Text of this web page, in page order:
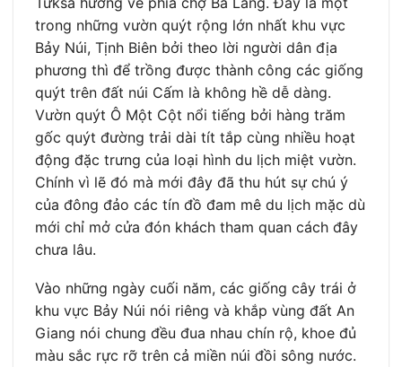
trong những vườn quýt rộng lớn nhất khu vực
Bảy Núi, Tịnh Biên bởi theo lời người dân địa
phương thì để trồng được thành công các giống
quýt trên đất núi Cấm là không hề dễ dàng.
Vườn quýt Ô Một Cột nổi tiếng bởi hàng trăm
gốc quýt đường trải dài tít tắp cùng nhiều hoạt
động đặc trưng của loại hình du lịch miệt vườn.
Chính vì lẽ đó mà mới đây đã thu hút sự chú ý
của đông đảo các tín đồ đam mê du lịch mặc dù
mới chỉ mở cửa đón khách tham quan cách đây
chưa lâu.
Vào những ngày cuối năm, các giống cây trái ở
khu vực Bảy Núi nói riêng và khắp vùng đất An
Giang nói chung đều đua nhau chín rộ, khoe đủ
màu sắc rực rỡ trên cả miền núi đồi sông nước.